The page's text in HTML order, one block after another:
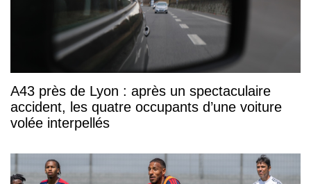
A43 près de Lyon : après un spectaculaire
accident, les quatre occupants d’une voiture
volée interpellés